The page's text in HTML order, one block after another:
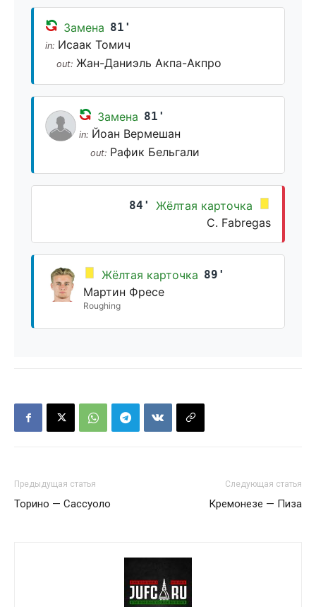
Замена 81'
in: Исаак Томич
out: Жан-Даниэль Акпа-Акпро
Замена 81'
in: Йоан Вермешан
out: Рафик Бельгали
84'
Жёлтая карточка
C. Fabregas
Жёлтая карточка 89'
Мартин Фресе
Roughing
Предыдущая статья
Торино — Сассуоло
Следующая статья
Кремонезе — Пиза